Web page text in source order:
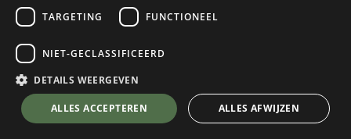
TARGETING FUNCTIONEEL
NIET-GECLASSIFICEERD
DETAILS WEERGEVEN
ALLES ACCEPTEREN ALLES AFWIJZEN